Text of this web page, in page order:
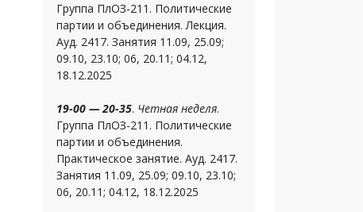
Группа ПлОЗ-211. Политические
партии и объединения. Лекция.
Ауд. 2417. Занятия 11.09, 25.09;
09.10, 23.10; 06, 20.11; 04.12,
18.12.2025
19-00 — 20-35. Четная неделя.
Группа ПлОЗ-211. Политические
партии и объединения.
Практическое занятие. Ауд. 2417.
Занятия 11.09, 25.09; 09.10, 23.10;
06, 20.11; 04.12, 18.12.2025